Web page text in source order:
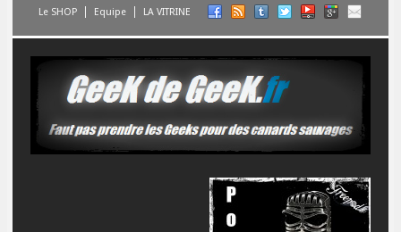
Le SHOP Equipe LA VITRINE